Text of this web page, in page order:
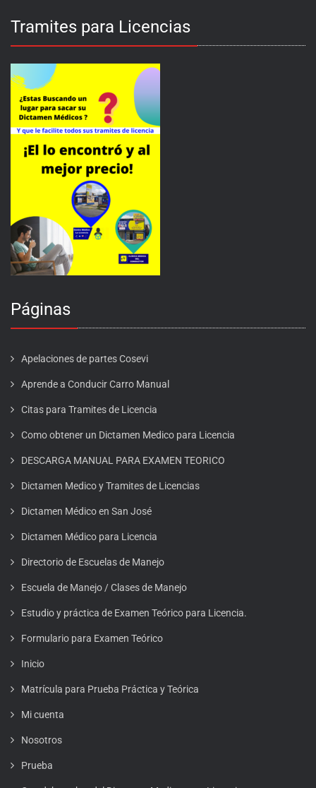
Tramites para Licencias
Páginas
Apelaciones de partes Cosevi
Aprende a Conducir Carro Manual
Citas para Tramites de Licencia
Como obtener un Dictamen Medico para Licencia
DESCARGA MANUAL PARA EXAMEN TEORICO
Dictamen Medico y Tramites de Licencias
Dictamen Médico en San José
Dictamen Médico para Licencia
Directorio de Escuelas de Manejo
Escuela de Manejo / Clases de Manejo
Estudio y práctica de Examen Teórico para Licencia.
Formulario para Examen Teórico
Inicio
Matrícula para Prueba Práctica y Teórica
Mi cuenta
Nosotros
Prueba